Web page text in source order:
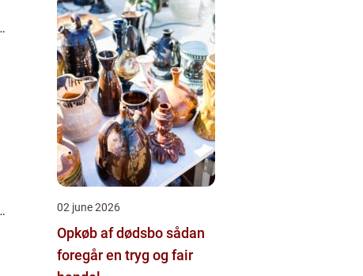
02 june 2026
Opkøb af dødsbo sådan
foregår en tryg og fair